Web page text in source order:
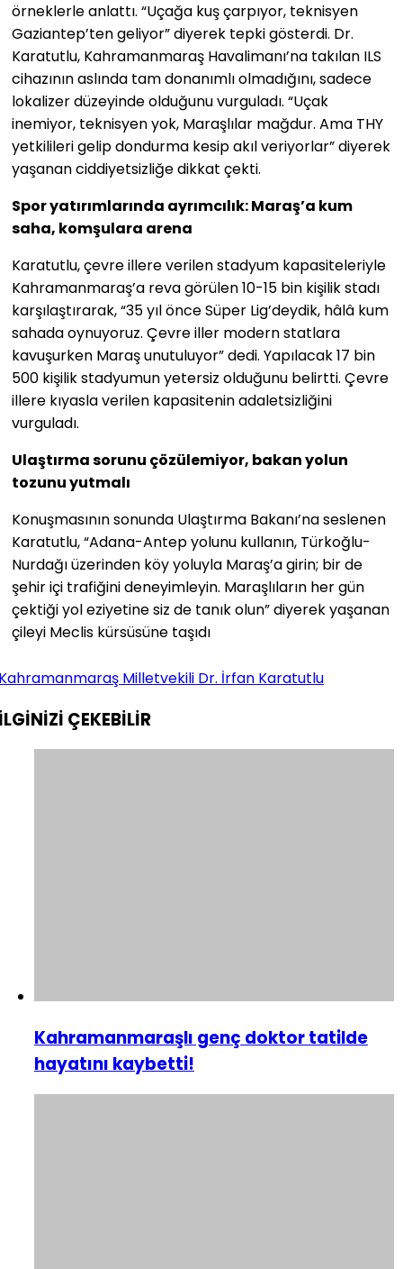
örneklerle anlattı. “Uçağa kuş çarpıyor, teknisyen
Gaziantep’ten geliyor” diyerek tepki gösterdi. Dr.
Karatutlu, Kahramanmaraş Havalimanı’na takılan ILS
cihazının aslında tam donanımlı olmadığını, sadece
lokalizer düzeyinde olduğunu vurguladı. “Uçak
inemiyor, teknisyen yok, Maraşlılar mağdur. Ama THY
yetkilileri gelip dondurma kesip akıl veriyorlar” diyerek
yaşanan ciddiyetsizliğe dikkat çekti.
Spor yatırımlarında ayrımcılık: Maraş’a kum
saha, komşulara arena
Karatutlu, çevre illere verilen stadyum kapasiteleriyle
Kahramanmaraş’a reva görülen 10-15 bin kişilik stadı
karşılaştırarak, “35 yıl önce Süper Lig’deydik, hâlâ kum
sahada oynuyoruz. Çevre iller modern statlara
kavuşurken Maraş unutuluyor” dedi. Yapılacak 17 bin
500 kişilik stadyumun yetersiz olduğunu belirtti. Çevre
illere kıyasla verilen kapasitenin adaletsizliğini
vurguladı.
Ulaştırma sorunu çözülemiyor, bakan yolun
tozunu yutmalı
Konuşmasının sonunda Ulaştırma Bakanı’na seslenen
Karatutlu, “Adana-Antep yolunu kullanın, Türkoğlu-
Nurdağı üzerinden köy yoluyla Maraş’a girin; bir de
şehir içi trafiğini deneyimleyin. Maraşlıların her gün
çektiği yol eziyetine siz de tanık olun” diyerek yaşanan
çileyi Meclis kürsüsüne taşıdı
Milletvekili Dr. İrfan Karatutlu
ÇEKEBİLİR
Kahramanmaraşlı genç doktor tatilde
hayatını kaybetti!